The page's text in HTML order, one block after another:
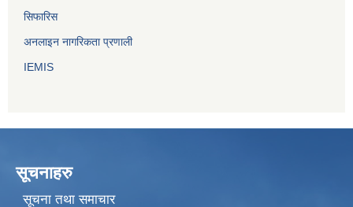
सिफारिस
अनलाइन नागरिकता प्रणाली
IEMIS
सूचनाहरु
सूचना तथा समाचार